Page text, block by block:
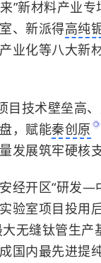
”新材料产业
、新派得高纯
业化等八大新
目技术壁垒高
，赋能秦创原
发展筑牢硬核支
经开区“研发
验室项目投用
无缝钛管生产
国内最先进提